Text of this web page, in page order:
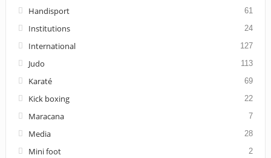
Handisport 61
Institutions 24
International 127
Judo 113
Karaté 69
Kick boxing 22
Maracana 7
Media 28
Mini foot 2